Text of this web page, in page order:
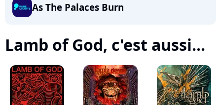
As The Palaces Burn
Lamb of God, c'est aussi...